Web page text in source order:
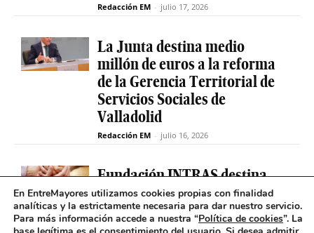
Redacción EM - julio 17, 2026
La Junta destina medio
millón de euros a la reforma
de la Gerencia Territorial de
Servicios Sociales de
Valladolid
Redacción EM - julio 16, 2026
Fundación INTRAS destina
6.000 euros a proyectos
sociales que impulsen la
salud mental en Castilla y
En EntreMayores utilizamos cookies propias con finalidad
analíticas y la estrictamente necesaria para dar nuestro servicio.
Para más información accede a nuestra “Política de cookies”. La